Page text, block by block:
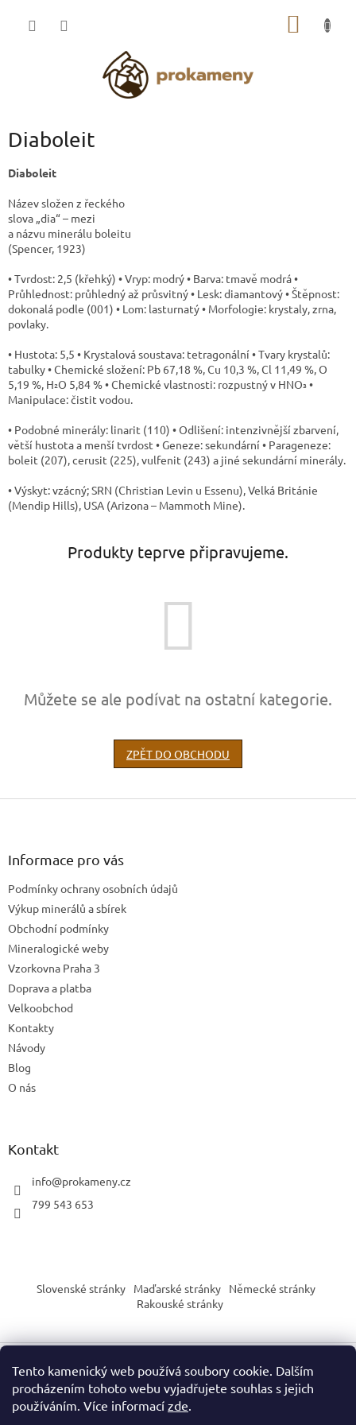
Tento kamenický web používá soubory cookie. Dalším
procházením tohoto webu vyjadřujete souhlas s jejich
používáním. Více informací zde.
Diaboleit
Diaboleit
Název složen z řeckého
slova „dia“ – mezi
a názvu minerálu boleitu
(Spencer, 1923)
• Tvrdost: 2,5 (křehký) • Vryp: modrý • Barva: tmavě modrá •
Průhlednost: průhledný až průsvitný • Lesk: diamantový • Štěpnost:
dokonalá podle (001) • Lom: lasturnatý • Morfologie: krystaly, zrna,
povlaky.
• Hustota: 5,5 • Krystalová soustava: tetragonální • Tvary krystalů:
tabulky • Chemické složení: Pb 67,18 %, Cu 10,3 %, Cl 11,49 %, O
5,19 %, H₂O 5,84 % • Chemické vlastnosti: rozpustný v HNO₃ •
Manipulace: čistit vodou.
• Podobné minerály: linarit (110) • Odlišení: intenzivnější zbarvení,
větší hustota a menší tvrdost • Geneze: sekundární • Parageneze:
boleit (207), cerusit (225), vulfenit (243) a jiné sekundární minerály.
• Výskyt: vzácný; SRN (Christian Levin u Essenu), Velká Británie
(Mendip Hills), USA (Arizona – Mammoth Mine).
Produkty teprve připravujeme.
Můžete se ale podívat na ostatní kategorie.
ZPĚT DO OBCHODU
Z
Informace pro vás
Podmínky ochrany osobních údajů
Výkup minerálů a sbírek
Obchodní podmínky
Mineralogické weby
Vzorkovna Praha 3
Doprava a platba
Velkoobchod
Kontakty
Návody
Blog
O nás
Kontakt
info@prokameny.cz
799 543 653
Slovenské stránky Maďarské stránky
Německé stránky
Rakouské stránky
Vytvořil Shoptet